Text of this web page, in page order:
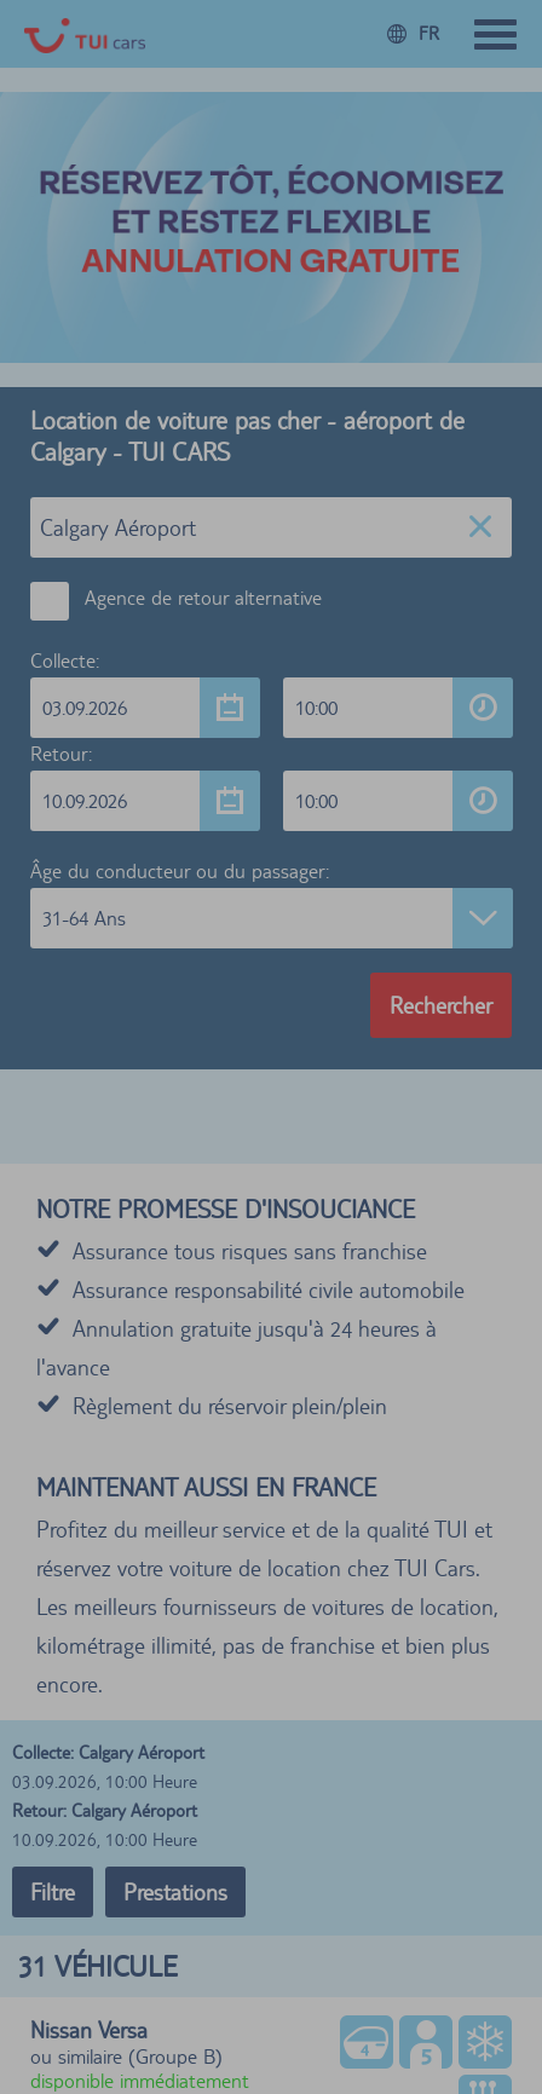
FR
Location de voiture pas cher - aéroport de
Calgary - TUI CARS
Agence de retour alternative
Collecte:
03.09.2026
10:00
Retour:
10.09.2026
10:00
Âge du conducteur ou du passager:
31-64 Ans
Rechercher
NOTRE PROMESSE D'INSOUCIANCE
Assurance tous risques sans franchise
Assurance responsabilité civile automobile
Annulation gratuite jusqu'à 24 heures à
l'avance
Règlement du réservoir plein/plein
MAINTENANT AUSSI EN FRANCE
Profitez du meilleur service et de la qualité TUI et
réservez votre voiture de location chez TUI Cars.
Les meilleurs fournisseurs de voitures de location,
kilométrage illimité, pas de franchise et bien plus
encore.
Collecte: Calgary Aéroport
03.09.2026, 10:00 Heure
Retour: Calgary Aéroport
10.09.2026, 10:00 Heure
Filtre Prestations
31 VÉHICULE
Nissan Versa
ou similaire (Groupe B)
disponible immédiatement